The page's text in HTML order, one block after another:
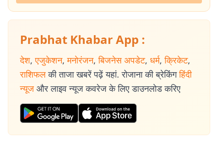
Prabhat Khabar App :
देश, एजुकेशन, मनोरंजन, बिजनेस अपडेट, धर्म, क्रिकेट,
राशिफल की ताजा खबरें पढ़ें यहां. रोजाना की ब्रेकिंग हिंदी
न्यूज और लाइव न्यूज कवरेज के लिए डाउनलोड करिए